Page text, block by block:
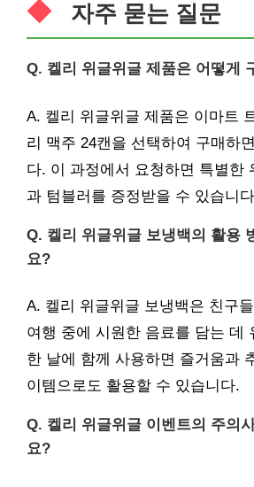
자주 묻는 질문
Q. 켈리 위글위글 제품은 어떻게
A. 켈리 위글위글 제품은 이마트
리 맥주 24캔을 선택하여 구매하
다. 이 과정에서 요청하면 특별한
과 텀블러를 증정받을 수 있습니
Q. 켈리 위글위글 보냉백의 활용
요?
A. 켈리 위글위글 보냉백은 친구
여행 중에 시원한 음료를 담는 데
한 날에 함께 사용하면 즐거움과
이템으로도 활용할 수 있습니다.
Q. 켈리 위글위글 이벤트의 주의
요?